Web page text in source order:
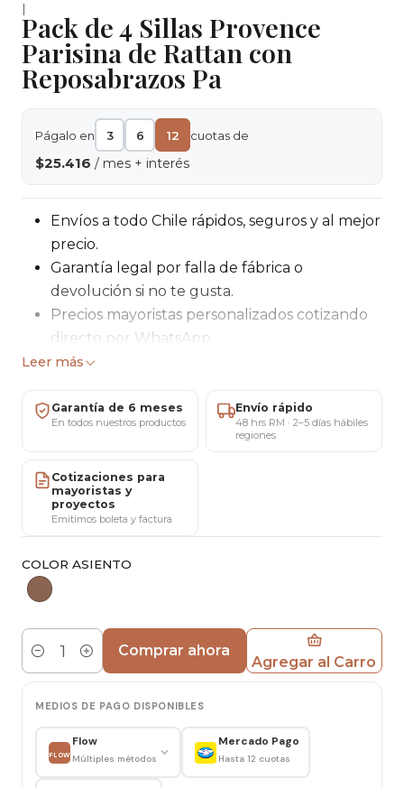
|
Pack de 4 Sillas Provence
Parisina de Rattan con
Reposabrazos Pa
Págalo en 3 6 12 cuotas de
$25.416 / mes + interés
Envíos a todo Chile rápidos, seguros y al mejor
precio.
Garantía legal por falla de fábrica o
devolución si no te gusta.
Precios mayoristas personalizados cotizando
directo por WhatsApp.
el encanto del diseño europeo clásico,
incorporando mayor comodidad y presencia. Su
sensación acogedora y natural, mientras que la
estructura de aluminio aporta ligereza,
estabilidad y resistencia, haciéndola ideal para
terrazas, patios y espacios gastronómicos que
buscan un estilo elegante y atemporal.
Medidas
Alto: 88 cm · Ancho: 54 cm · Profundidad: 57 cm
Materiales y estructura
uso exterior.
Leer más
Garantía de 6 meses
En todos nuestros productos
Envío rápido
48 hrs RM · 2–5 días hábiles
regiones
Cotizaciones para
mayoristas y
proyectos
Emitimos boleta y factura
COLOR ASIENTO
Cantidad Agregar al Carro
Comprar ahora
MEDIOS DE PAGO DISPONIBLES
FLOW
Flow
Múltiples métodos
Mercado Pago
Hasta 12 cuotas